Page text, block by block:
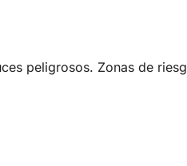
peligrosos. Zonas de